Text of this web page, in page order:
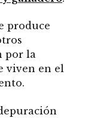
produce
por la
viven en el